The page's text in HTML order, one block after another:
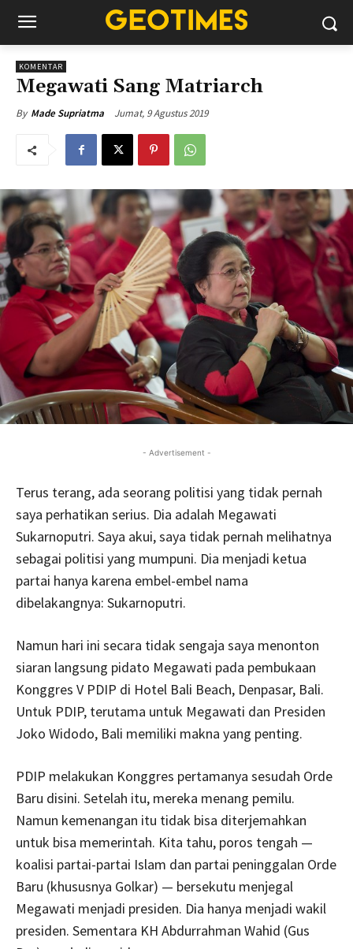
KOMENTAR
Megawati Sang Matriarch
By Made Supriatma Jumat, 9 Agustus 2019
- Advertisement -
Terus terang, ada seorang politisi yang tidak pernah
saya perhatikan serius. Dia adalah Megawati
Sukarnoputri. Saya akui, saya tidak pernah melihatnya
sebagai politisi yang mumpuni. Dia menjadi ketua
partai hanya karena embel-embel nama
dibelakangnya: Sukarnoputri.
Namun hari ini secara tidak sengaja saya menonton
siaran langsung pidato Megawati pada pembukaan
Konggres V PDIP di Hotel Bali Beach, Denpasar, Bali.
Untuk PDIP, terutama untuk Megawati dan Presiden
Joko Widodo, Bali memiliki makna yang penting.
PDIP melakukan Konggres pertamanya sesudah Orde
Baru disini. Setelah itu, mereka menang pemilu.
Namun kemenangan itu tidak bisa diterjemahkan
untuk bisa memerintah. Kita tahu, poros tengah —
koalisi partai-partai Islam dan partai peninggalan Orde
Baru (khususnya Golkar) — bersekutu menjegal
Megawati menjadi presiden. Dia hanya menjadi wakil
presiden. Sementara KH Abdurrahman Wahid (Gus